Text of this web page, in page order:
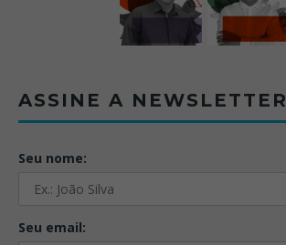
ASSINE A NEWSLETTER
Seu nome:
Seu email: